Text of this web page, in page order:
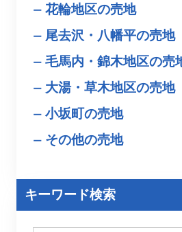
花輪地区の売地
尾去沢・八幡平の売地
毛馬内・錦木地区の売
大湯・草木地区の売地
小坂町の売地
その他の売地
キーワード検索